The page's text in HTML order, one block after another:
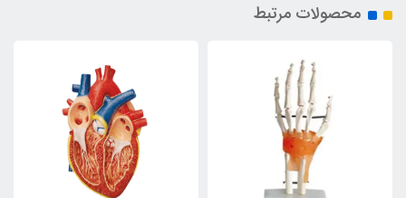
محصولات مرتبط